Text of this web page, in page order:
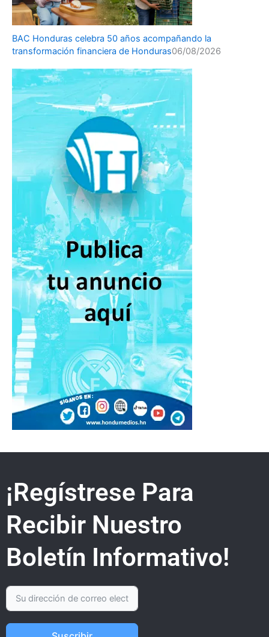
BAC Honduras celebra 50 años acompañando la
transformación financiera de Honduras06/08/2026
¡Regístrese Para
Recibir Nuestro
Boletín Informativo!